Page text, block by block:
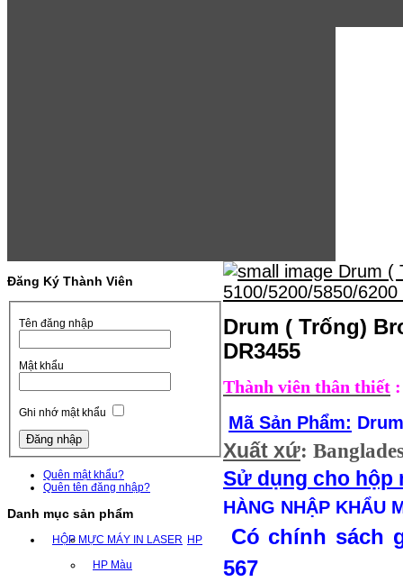
Đăng Ký Thành Viên
Tên đăng nhập
Mật khẩu
Ghi nhớ mật khẩu
Quên mật khẩu?
Quên tên đăng nhập?
Danh mục sản phẩm
HỘP MỰC MÁY IN LASER HP
HP Màu
Drum ( Trống)
DR3455
Thành viên thân thiết
Mã Sản Phẩm:
Xuất xứ:
Sử dụng cho hộp
HÀNG NHẬP KHẨU
Có chính sách
567